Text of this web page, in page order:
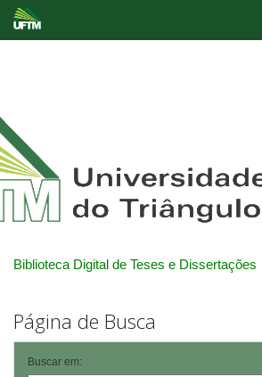
Biblioteca Digital de Teses e Dissertações
Página de Busca
Buscar em: